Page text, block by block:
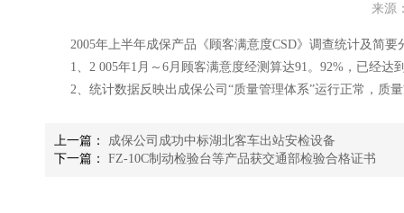
来源
2005年上半年成保产品《顾客满意度CSD》调查统计及简
1、2 005年1月～6月顾客满意度经测算达91。92%，已经达
2、统计数据反映出成保公司“质量管理体系”运行正常，质
上一篇：
成保公司成功中标湖北客车出站安检设备
下一篇：
FZ-10C制动检验台等产品获交通部检验合格证书